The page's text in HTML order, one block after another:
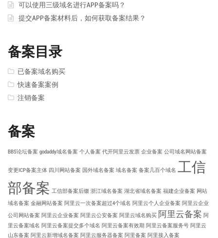
可以使用三级域名进行APP备案吗？
提交APP备案材料后，如何获取备案结果？
备案目录
已备案域名购买
快速备案案例
注销备案
备案
BBS论坛备案 godaddy域名备案 个人备案 代开阿里云发票 企业备案 公司域名网站备案
变更ICP备案主体 四川网站备案 国外域名备案 域名备案 备案几百个域名 工信
部备案 工信部备案后缀 浙江域名备案 湖北省域名备案 福建企业备案 网站
域名备案 金融网站备案 阿里云一次备案超过4个域名 阿里云个人企业备案 阿里云企业
公司网站备案 阿里云企业备案 阿里云公安备案 阿里云域名购买 阿里云备案 阿
里云备案域名 阿里云备案提交多个域名 阿里云备案有效期 阿里云备案服务号 阿里云
山东备案 阿里云新增域名备案 阿里云服务器备案 阿里备案 阿里接入备案